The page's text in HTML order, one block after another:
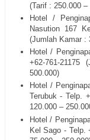
(Tarif : 250.000 –
Hotel /
Nasution 167
(Jumlah Kamar :
Hotel /
+62-761-21175
500.000)
Hotel /
Terubuk- Telp.
120.000 –
Hotel /
Kel Sago - Telp.